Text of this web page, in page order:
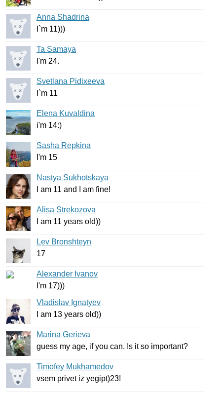
Anna Shadrina
`m 11)))
Ta Samaya
I'm 24.
Svetlana Pidixeeva
`m 11
Elena Kuvaldina
i'm 14:)
Sasha Repkina
I'm 15
Nastya Sukhotskaya
am 11 and am fine!
Alisa Strekozova
am 11 years old))
Lev Bronshteyn
17
Alexander Ivanov
I'm 17)))
Vladislav Ignatyev
am 13 years old))
Marina Gerieva
guess my age, if you can. Is it so important?
Timofey Mukhamedov
vsem privet iz yegipt)23!